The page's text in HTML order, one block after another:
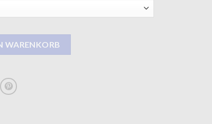
WARENKORB